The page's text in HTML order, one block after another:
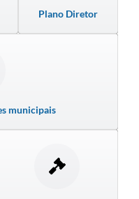
Plano Diretor
municipais